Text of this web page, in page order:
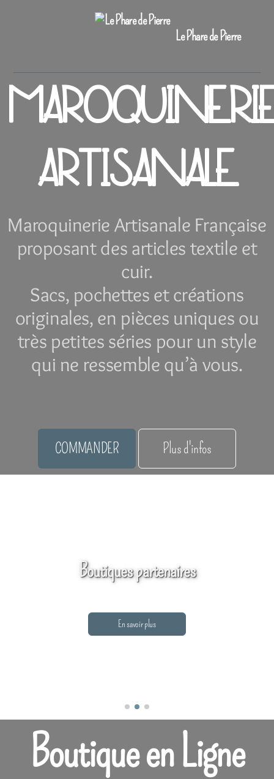
Le Phare de Pierre
ARTISANALE
Maroquinerie Artisanale Française
proposant des articles textile et
cuir.
Sacs, pochettes et créations
originales, en pièces uniques ou
très petites séries pour un style
qui ne ressemble qu’à vous.
COMMANDER Plus d'infos
Boutiques partenaires
En savoir plus
Boutique en Ligne